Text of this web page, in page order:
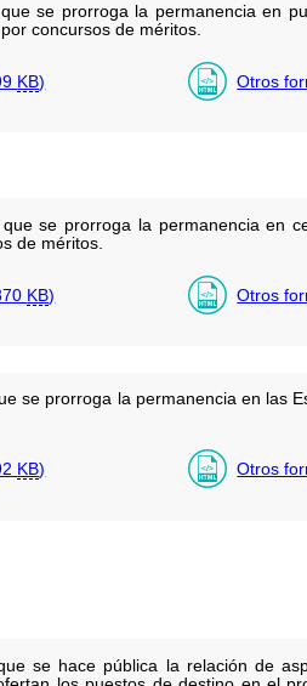
se prorroga la permanencia en
concursos de méritos.
KB) Otros
se prorroga la permanencia en
de méritos.
KB) Otros
se prorroga la permanencia en las
KB) Otros
se hace pública la relación de